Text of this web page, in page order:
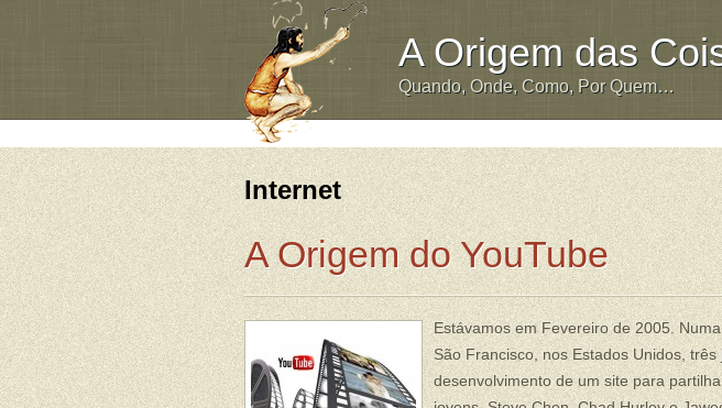
A Origem das
Quando, Onde, Como, Por Quem…
Internet
A Origem do YouTube
Estávamos em Fevereiro de 2005.
São Francisco, nos Estados Unidos,
desenvolvimento de um site para